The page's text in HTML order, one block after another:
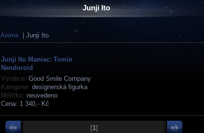
Junji Ito
Anime | Junji Ito
Junji Ito Maniac: Tomie
Nendoroid
Výrobce: Good Smile Company
Kategorie: designerská figurka
Měřítko: neuvedeno
Cena: 1 340,- Kč
[1]